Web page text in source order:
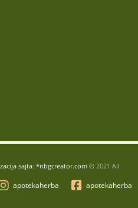
sajta: *nbgcreator.com © 2021 All
apotekaherba apotekaherba